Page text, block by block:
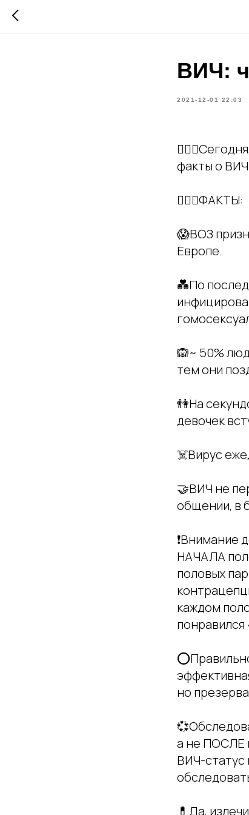
ВИЧ:
2021-12-01 22:03
факты о ВИЧ
👩🏼‍⚕️ФАКТЫ:
😱ВОЗ
Европе.
💑По
🙉~ 50%
тем они
👫На
девочек
☠️Вирус
🤝ВИЧ не
общении, в
❗Внимание
НАЧАЛА
половых
каждом
но
а не ПОСЛЕ
ВИЧ-статус
💊Да,